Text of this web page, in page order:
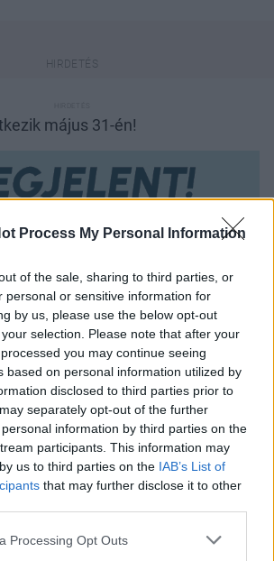
Process My Personal Information
of the sale, sharing to third parties, or
personal or sensitive information for
by us, please use the below opt-out
selection. Please note that after your
you may continue seeing
based on personal information utilized by
disclosed to third parties prior to
separately opt-out of the further
information by third parties on the
participants. This information may
us to third parties on the IAB’s List of
that may further disclose it to other
website/app uses one or more Google
Processing Opt Outs
május 31-én!